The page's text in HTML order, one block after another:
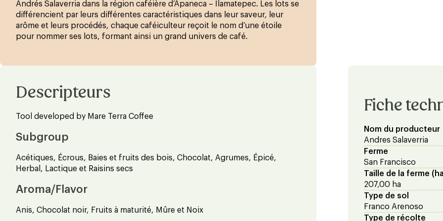
Andrés Salaverria dans la région caféière d’Apaneca – Ilamatepec. Les lots se
différencient par leurs différentes caractéristiques dans leur saveur, leur
arôme et leurs procédés, chaque caféiculteur reçoit le nom d’une étoile
pour nommer ses lots, formant ainsi un grand univers de café.
Descripteurs
Tool developed by Mare Terra Coffee
Subgroup
Acétiques, Écrous, Baies et fruits des bois, Chocolat, Agrumes, Épicé,
Herbal, Lactique et Raisins secs
Aroma/Flavor
Anis, Chocolat noir, Fruits à maturité, Mûre et Noix
Fiche
Nom du producteur
Andres Salaverria
Ferme
San Francisco
Taille de la ferme
207,00 ha
Type de sol
Franco Arenoso
Type de récolte